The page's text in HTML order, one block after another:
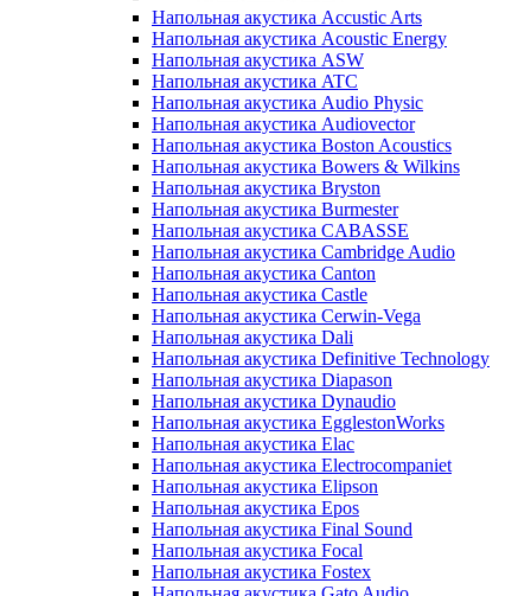
Напольная акустика Accustic Arts
Напольная акустика Acoustic Energy
Напольная акустика ASW
Напольная акустика ATC
Напольная акустика Audio Physic
Напольная акустика Audiovector
Напольная акустика Boston Acoustics
Напольная акустика Bowers & Wilkins
Напольная акустика Bryston
Напольная акустика Burmester
Напольная акустика CABASSE
Напольная акустика Cambridge Audio
Напольная акустика Canton
Напольная акустика Castle
Напольная акустика Cerwin-Vega
Напольная акустика Dali
Напольная акустика Definitive Technology
Напольная акустика Diapason
Напольная акустика Dynaudio
Напольная акустика EgglestonWorks
Напольная акустика Elac
Напольная акустика Electrocompaniet
Напольная акустика Elipson
Напольная акустика Epos
Напольная акустика Final Sound
Напольная акустика Focal
Напольная акустика Fostex